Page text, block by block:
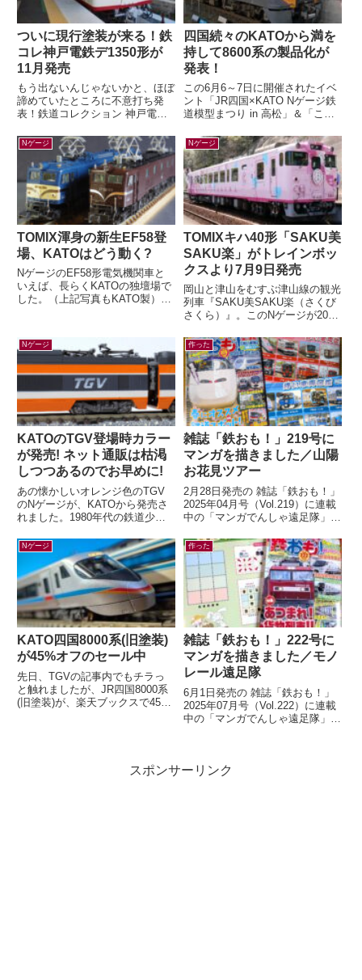
ついに現行塗装が来る！鉄
コレ神戸電鉄デ1350形が
11月発売
もう出ないんじゃないかと、ほぼ
諦めていたところに不意打ち発
表！鉄道コレクション 神戸電鉄
コレ) 鉄コレの神鉄1000系列と...
四国続々のKATOから満を
持して8600系の製品化が
発表！
この6月6～7日に開催されたイベ
ント「JR四国×KATO Nゲージ鉄
道模型まつり in 高松」＆「こと
模型メーカー各社から四国の...
Nゲージ
TOMIX渾身の新生EF58登
場、KATOはどう動く?
NゲージのEF58形電気機関車と
いえば、長らくKATOの独壇場で
した。（上記写真もKATO製）す
か...
Nゲージ
TOMIXキハ40形「SAKU美
SAKU楽」がトレインボッ
クスより7月9日発売
岡山と津山をむすぶ津山線の観光
列車『SAKU美SAKU楽（さくび
さくら）』。このNゲージが2026
ックスにて限定販売されます...
Nゲージ
KATOのTGV登場時カラー
が発売! ネット通販は枯渇
しつつあるのでお早めに!
あの懐かしいオレンジ色のTGV
のNゲージが、KATOから発売さ
れました。1980年代の鉄道少年
ったのが、この初代TGV。フラ
ンスの...
作った
雑誌「鉄おも！」219号に
マンガを描きました／山陽
お花見ツアー
2月28日発売の 雑誌「鉄おも！」
2025年04月号（Vol.219）に連載
中の「マンガでんしゃ遠足隊」最
ロマンの山陽お花見ツアー...
Nゲージ
KATO四国8000系(旧塗装)
が45%オフのセール中
先日、TGVの記事内でもチラっ
と触れましたが、JR四国8000系
(旧塗装)が、楽天ブックスで45%
作った
雑誌「鉄おも！」222号に
マンガを描きました／モノ
レール遠足隊
6月1日発売の 雑誌「鉄おも！」
2025年07月号（Vol.222）に連載
中の「マンガでんしゃ遠足隊」最
スポンサーリンク